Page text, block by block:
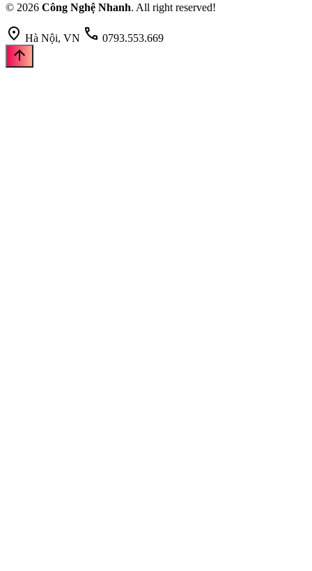
© 2026 Công Nghệ Nhanh. All right reserved!
location_on Hà Nội, VN call 0793.553.669
arrow_upward